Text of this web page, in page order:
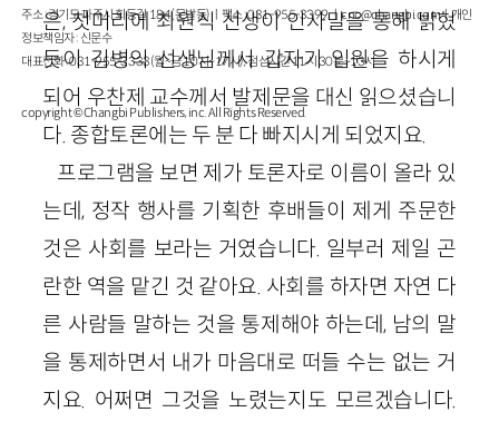
은, 첫머리에 최원식 선생이 인사말을 통해 밝혔
듯이 김병익 선생님께서 갑자기 입원을 하시게
되어 우찬제 교수께서 발제문을 대신 읽으셨습니
다. 종합토론에는 두 분 다 빠지시게 되었지요.
프로그램을 보면 제가 토론자로 이름이 올라 있
는데, 정작 행사를 기획한 후배들이 제게 주문한
것은 사회를 보라는 거였습니다. 일부러 제일 곤
란한 역을 맡긴 것 같아요. 사회를 하자면 자연 다
른 사람들 말하는 것을 통제해야 하는데, 남의 말
을 통제하면서 내가 마음대로 떠들 수는 없는 거
지요. 어쩌면 그것을 노렸는지도 모르겠습니다.
주소 : 경기도 파주시 회동길 184(문발동)ㅣ팩스 : 031-955-3399 ㅣcnc@changbi.comㅣ개인
정보책임자 : 신문수
대표전화 : 031-955-3333(월~금 10시~17시), 점심시간 11시 30분~13시
copyright © Changbi Publishers, inc. All Rights Reserved.